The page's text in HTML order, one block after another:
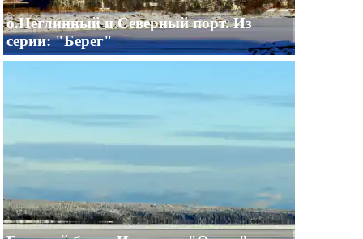
о.Неглинный и Северный порт. Из
серии: "Берег"